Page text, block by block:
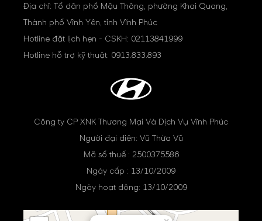
Địa chỉ: Tổ dân phố Mậu Thông, phường Khai Quang,
Thành phố Vĩnh Yên, tỉnh Vĩnh Phúc
Hotline đặt lịch hẹn - CSKH: 02113841999
Hotline hỗ trợ kỹ thuật: 0913.833.893
Công ty CP XNK Thương Mại Và Dịch Vụ Vĩnh Phúc
Người đại diện: Vũ Thừa Vũ
Mã số thuế : 2500375586
Ngày cấp : 13/10/2009
Ngày hoạt động: 13/10/2009